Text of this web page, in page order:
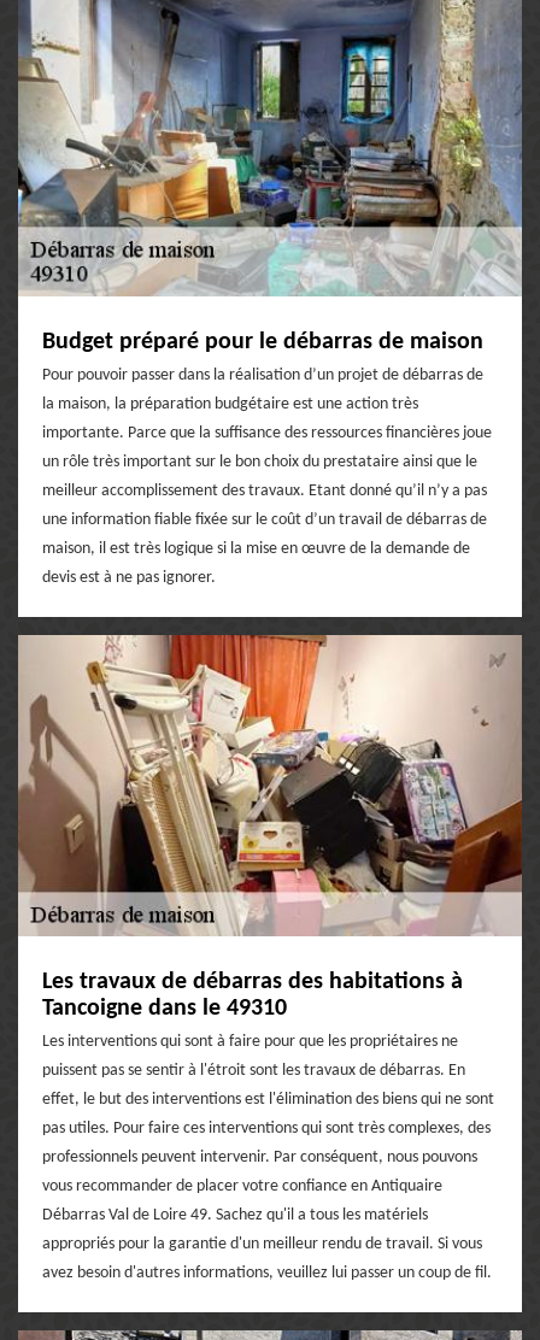
Budget préparé pour le débarras de maison
Pour pouvoir passer dans la réalisation d’un projet de débarras de
la maison, la préparation budgétaire est une action très
importante. Parce que la suffisance des ressources financières joue
un rôle très important sur le bon choix du prestataire ainsi que le
meilleur accomplissement des travaux. Etant donné qu’il n’y a pas
une information fiable fixée sur le coût d’un travail de débarras de
maison, il est très logique si la mise en œuvre de la demande de
devis est à ne pas ignorer.
Les travaux de débarras des habitations à
Tancoigne dans le 49310
Les interventions qui sont à faire pour que les propriétaires ne
puissent pas se sentir à l'étroit sont les travaux de débarras. En
effet, le but des interventions est l'élimination des biens qui ne sont
pas utiles. Pour faire ces interventions qui sont très complexes, des
professionnels peuvent intervenir. Par conséquent, nous pouvons
vous recommander de placer votre confiance en Antiquaire
Débarras Val de Loire 49. Sachez qu'il a tous les matériels
appropriés pour la garantie d'un meilleur rendu de travail. Si vous
avez besoin d'autres informations, veuillez lui passer un coup de fil.